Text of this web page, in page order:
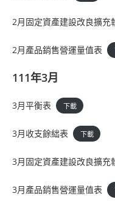
2月固定資產建設改良擴充
2月產品銷售營運量值表
111年3月
3月平衡表 下載
3月收支餘絀表 下載
3月固定資產建設改良擴充
3月產品銷售營運量值表